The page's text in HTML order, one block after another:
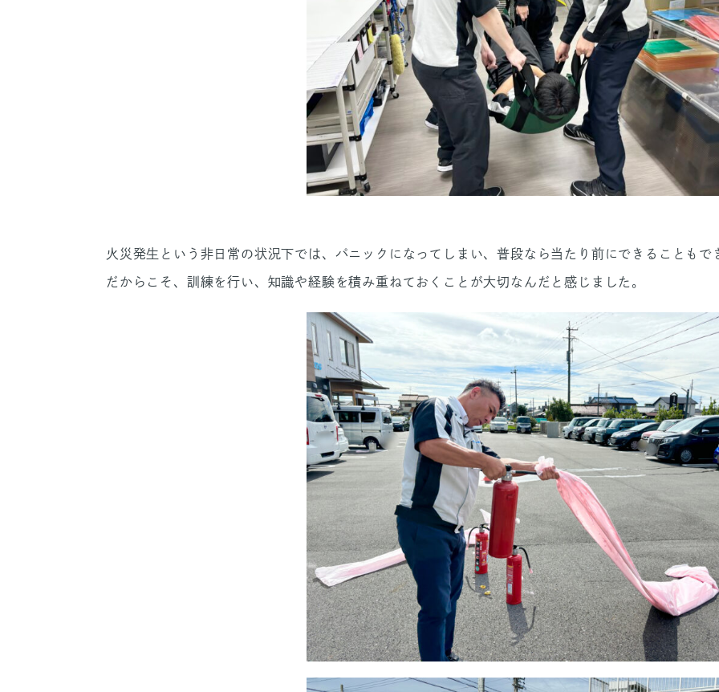
火災発生という非日常の状況下では、パニックになってしまい、普段なら当たり前にできることも
だからこそ、訓練を行い、知識や経験を積み重ねておくことが大切なんだと感じました。